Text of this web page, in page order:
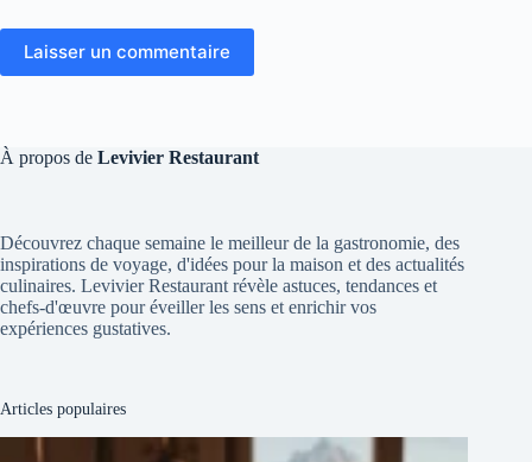
Laisser un commentaire
À propos de Levivier Restaurant
Découvrez chaque semaine le meilleur de la gastronomie, des
inspirations de voyage, d'idées pour la maison et des actualités
culinaires. Levivier Restaurant révèle astuces, tendances et
chefs-d'œuvre pour éveiller les sens et enrichir vos
expériences gustatives.
Articles populaires